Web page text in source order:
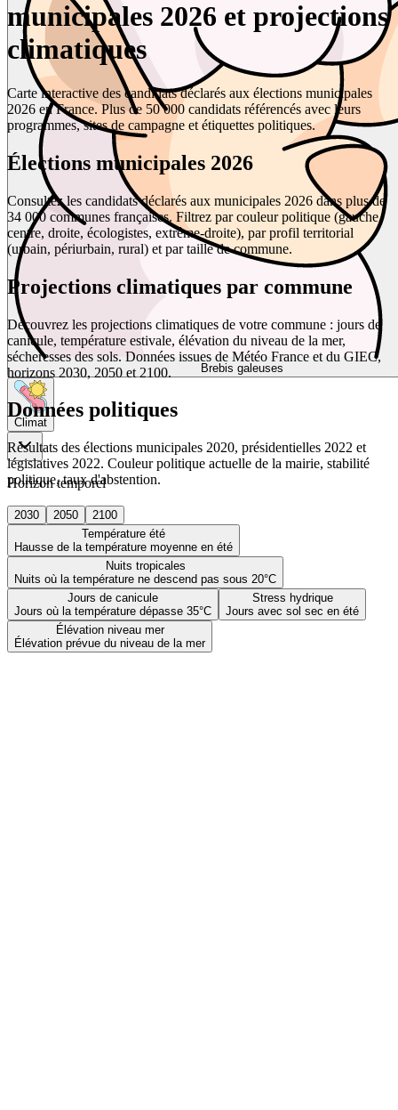
Brebis galeuses
Climat
Horizon temporel
2030 2050
2100
Température été
Hausse de la température moyenne en été
Nuits tropicales
Nuits où la température ne descend pas sous 20°C
Jours de canicule
Jours où la température dépasse 35°C
Stress hydrique
Jours avec sol sec en été
Élévation niveau mer
Élévation prévue du niveau de la mer
municipales 2026 et projections
climatiques
Carte interactive des candidats déclarés aux élections municipales
2026 en France. Plus de 50 000 candidats référencés avec leurs
programmes, sites de campagne et étiquettes politiques.
Élections municipales 2026
Consultez les candidats déclarés aux municipales 2026 dans plus de
34 000 communes françaises. Filtrez par couleur politique (gauche,
centre, droite, écologistes, extrême-droite), par profil territorial
(urbain, périurbain, rural) et par taille de commune.
Projections climatiques par commune
Découvrez les projections climatiques de votre commune : jours de
canicule, température estivale, élévation du niveau de la mer,
sécheresses des sols. Données issues de Météo France et du GIEC,
horizons 2030, 2050 et 2100.
Données politiques
Résultats des élections municipales 2020, présidentielles 2022 et
législatives 2022. Couleur politique actuelle de la mairie, stabilité
politique, taux d'abstention.